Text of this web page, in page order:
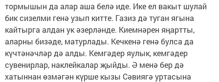
тормышын да алар аша белә иде. Ике ел вакыт шулай
бик сизелми генә узып китте. Газиз дә туган ягына
кайтырга алдан ук әзерләнде. Киемнәрен яңартты,
аларны бизәде, матурлады. Кечкенә генә булса да
күчтәнәчләр дә алды. Кемгәдер яулык, кемгәдер
сувенирлар, наклейкалар җыйды. Ә менә бер дә
хатыннан өзмәгән күрше кызы Сәвиягә уртасына